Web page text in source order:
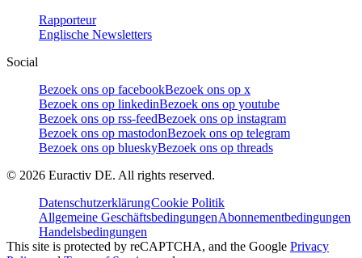
Rapporteur
Englische Newsletters
Social
Bezoek ons op facebookBezoek ons op x
Bezoek ons op linkedinBezoek ons op youtube
Bezoek ons op rss-feedBezoek ons op instagram
Bezoek ons op mastodonBezoek ons op telegram
Bezoek ons op blueskyBezoek ons op threads
© 2026 Euractiv DE. All rights reserved.
DatenschutzerklärungCookie Politik
Allgemeine GeschäftsbedingungenAbonnementbedingungen
Handelsbedingungen
This site is protected by reCAPTCHA, and the Google Privacy